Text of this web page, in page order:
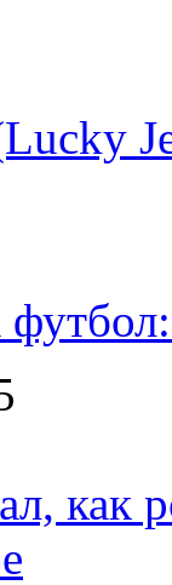
как